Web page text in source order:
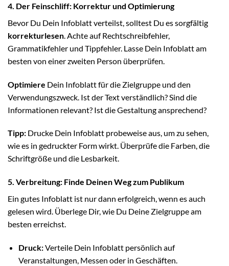
4. Der Feinschliff: Korrektur und Optimierung
Bevor Du Dein Infoblatt verteilst, solltest Du es sorgfältig
korrekturlesen. Achte auf Rechtschreibfehler,
Grammatikfehler und Tippfehler. Lasse Dein Infoblatt am
besten von einer zweiten Person überprüfen.
Optimiere Dein Infoblatt für die Zielgruppe und den
Verwendungszweck. Ist der Text verständlich? Sind die
Informationen relevant? Ist die Gestaltung ansprechend?
Tipp: Drucke Dein Infoblatt probeweise aus, um zu sehen,
wie es in gedruckter Form wirkt. Überprüfe die Farben, die
Schriftgröße und die Lesbarkeit.
5. Verbreitung: Finde Deinen Weg zum Publikum
Ein gutes Infoblatt ist nur dann erfolgreich, wenn es auch
gelesen wird. Überlege Dir, wie Du Deine Zielgruppe am
besten erreichst.
Druck:Verteile Dein Infoblatt persönlich auf
Veranstaltungen, Messen oder in Geschäften.